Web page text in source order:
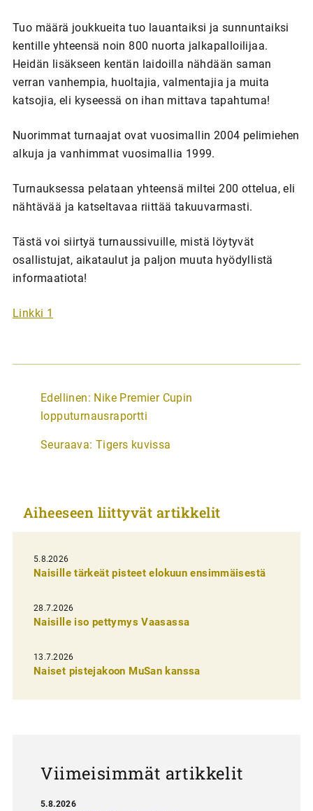
Tuo määrä joukkueita tuo lauantaiksi ja sunnuntaiksi
kentille yhteensä noin 800 nuorta jalkapalloilijaa.
Heidän lisäkseen kentän laidoilla nähdään saman
verran vanhempia, huoltajia, valmentajia ja muita
katsojia, eli kyseessä on ihan mittava tapahtuma!
Nuorimmat turnaajat ovat vuosimallin 2004 pelimiehen
alkuja ja vanhimmat vuosimallia 1999.
Turnauksessa pelataan yhteensä miltei 200 ottelua, eli
nähtävää ja katseltavaa riittää takuuvarmasti.
Tästä voi siirtyä turnaussivuille, mistä löytyvät
osallistujat, aikataulut ja paljon muuta hyödyllistä
informaatiota!
Linkki 1
A
r
i
e
i
e
n
s
e
l
Edellinen: Nike Premier Cupin
lopputurnausraportti
Seuraava: Tigers kuvissa
Aiheeseen liittyvät artikkelit
5.8.2026
Naisille tärkeät pisteet elokuun ensimmäisestä
28.7.2026
Naisille iso pettymys Vaasassa
13.7.2026
Naiset pistejakoon MuSan kanssa
Viimeisimmät artikkelit
5.8.2026